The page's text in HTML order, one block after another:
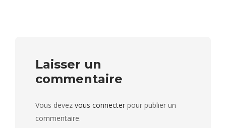
Laisser un
commentaire
Vous devez vous connecter pour publier un
commentaire.